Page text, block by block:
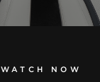
WATCH NOW